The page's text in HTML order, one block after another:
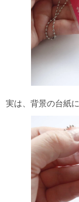
実は、背景の台紙